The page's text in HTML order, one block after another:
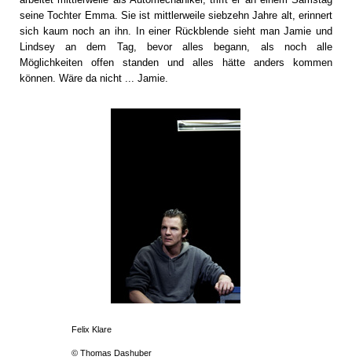
seine Tochter Emma. Sie ist mittlerweile siebzehn Jahre alt, erinnert
sich kaum noch an ihn. In einer Rückblende sieht man Jamie und
Lindsey an dem Tag, bevor alles begann, als noch alle
Möglichkeiten offen standen und alles hätte anders kommen
können. Wäre da nicht ... Jamie.
Felix Klare
© Thomas Dashuber